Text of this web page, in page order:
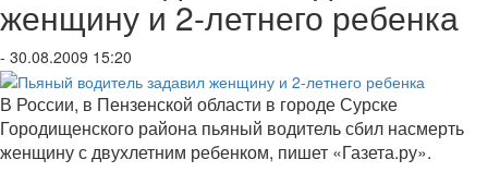
женщину и 2-летнего ребенка
- 30.08.2009 15:20
В России, в Пензенской области в городе Сурске
Городищенского района пьяный водитель сбил насмерть
женщину с двухлетним ребенком, пишет «Газета.ру».